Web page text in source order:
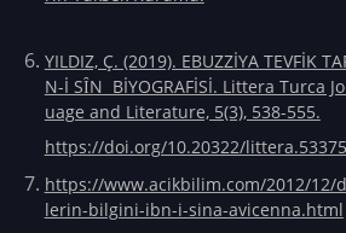
YILDIZ, Ç. (2019). EBUZZİYA TEVFİK
N-İ SȊN BİYOGRAFİSİ. Littera Turca
uage and Literature, 5(3), 538-555.
https://doi.org/10.20322/
https://www.acikbilim.com/2012/
lerin-bilgini-ibn-i-sina-avicenna.html